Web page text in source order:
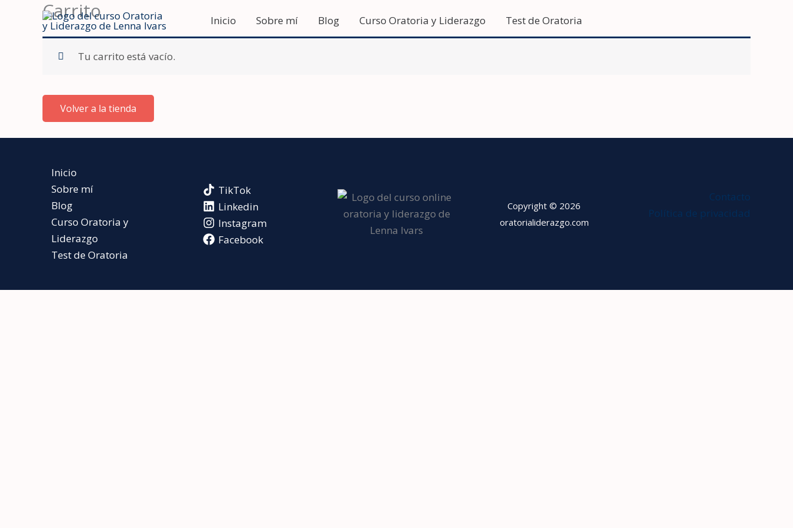
contenido
Inicio Sobre mí Blog Curso Oratoria y Liderazgo Test de Oratoria
Carrito
Tu carrito está vacío.
Volver a la tienda
Inicio
Sobre mí
Blog
Curso Oratoria y
Liderazgo
Test de Oratoria
TikTok
Linkedin
Instagram
Facebook
Copyright © 2026
oratorialiderazgo.com
Contacto
Política de privacidad